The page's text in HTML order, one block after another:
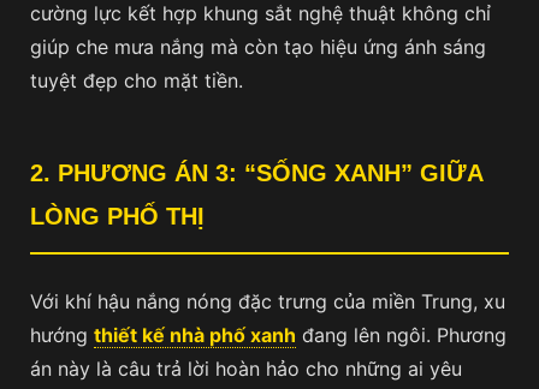
cường lực kết hợp khung sắt nghệ thuật không chỉ
giúp che mưa nắng mà còn tạo hiệu ứng ánh sáng
tuyệt đẹp cho mặt tiền.
2. PHƯƠNG ÁN 3: “SỐNG XANH” GIỮA
LÒNG PHỐ THỊ
Với khí hậu nắng nóng đặc trưng của miền Trung, xu
hướng thiết kế nhà phố xanh đang lên ngôi. Phương
án này là câu trả lời hoàn hảo cho những ai yêu